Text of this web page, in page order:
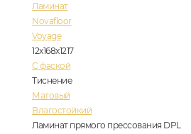
Ламинат
Novafloor
Voyage
12x168x1217
C фаской
Тиснение
Матовый
Влагостойкий
Ламинат прямого прессования DPL